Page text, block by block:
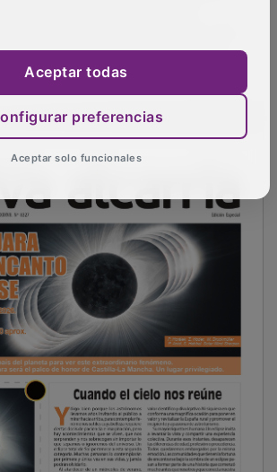
ejecutivo, será responsable de la
financiero, la gestión de
de la información económico-
de los estándares de
de la Entidad.
y reconocimiento del talento
reflejan la firme apuesta de
la promoción interna como pilar
Aceptar todas
preferencias
Aceptar solo funcionales